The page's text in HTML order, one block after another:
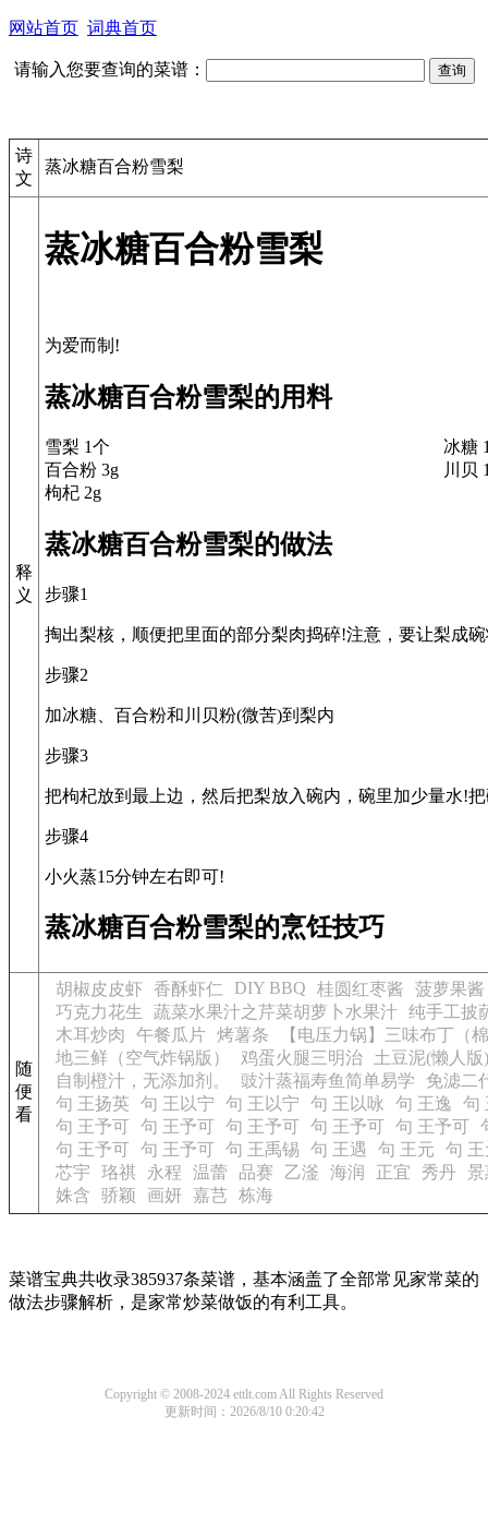
网站首页 词典首页
请输入您要查询的菜谱：
诗
文
蒸冰糖百合粉雪梨
释
义
蒸冰糖百合粉雪梨
蒸冰糖百合粉雪梨的用料
雪梨 1个
冰糖
百合粉 3g
川贝
枸杞 2g
蒸冰糖百合粉雪梨的做法
步骤1
掏出梨核，顺便把里面的部分梨肉捣碎!注意，要让梨成
步骤2
加冰糖、百合粉和川贝粉(微苦)到梨内
步骤3
把枸杞放到最上边，然后把梨放入碗内，碗里加少量水!
步骤4
小火蒸15分钟左右即可!
蒸冰糖百合粉雪梨的烹饪技巧
随
便
看
胡椒皮皮虾 香酥虾仁 DIY BBQ 桂圆红枣酱
菠萝果酱
巧克力花生
蔬菜水果汁之芹菜胡萝卜水果汁 纯手工披
木耳炒肉
午餐瓜片 烤薯条
【电压力锅】三味布丁（
地三鲜（空气炸锅版）
鸡蛋火腿三明治
土豆泥(懒人版)
自制橙汁，无添加剂。
豉汁蒸福寿鱼简单易学
免滤二
句 王扬英
句 王以宁 句 王以宁 句 王以咏 句 王逸
句
句 王予可 句 王予可 句 王予可 句 王予可 句 王予可
句 王予可 句 王予可 句 王禹锡 句 王遇 句 王元
句 王
芯宇
珞祺 永程 温蕾 品赛 乙滏 海润 正宜 秀丹
景
姝含
骄颖 画妍 嘉芑 栋海
菜谱宝典共收录385937条菜谱，基本涵盖了全部常见家常菜的
做法步骤解析，是家常炒菜做饭的有利工具。
Copyright © 2008-2024 ettlt.com All Rights Reserved
更新时间：2026/8/10 0:20:42